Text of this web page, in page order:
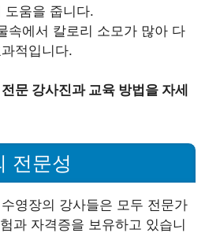
도움을 줍니다.
속에서 칼로리 소모가 많아 다
적입니다.
문 강사진과 교육 방법을 자세
전문성
영장의 강사들은 모두 전문가
과 자격증을 보유하고 있습니